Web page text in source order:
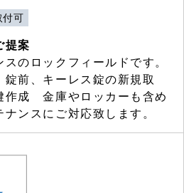
付可
提案
のロックフィールドです。
前、キーレス錠の新規取
成 金庫やロッカーも含め
ンスにご対応致します。